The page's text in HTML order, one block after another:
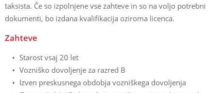
taksista. Če so izpolnjene vse zahteve in so na voljo potrebni
dokumenti, bo izdana kvalifikacija oziroma licenca.
Zahteve
Starost vsaj 20 let
Vozniško dovoljenje za razred B
Izven preskusnega obdobja vozniškega dovoljenja